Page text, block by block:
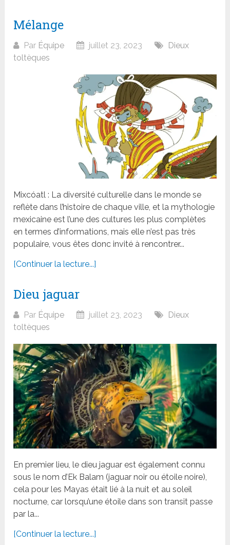
Mélange
Par Équipe juillet 23, 2023
Dieux
toltèques
Mixcóatl : La diversité culturelle dans le monde se
reflète dans l’histoire de chaque ville, et la mythologie
mexicaine est l’une des cultures les plus complètes
en termes d’informations, mais elle n’est pas très
populaire, vous êtes donc invité à rencontrer...
[Continuer la lecture...]
Dieu jaguar
Par Équipe juillet 23, 2023
Dieux
toltèques
En premier lieu, le dieu jaguar est également connu
sous le nom d’Ek Balam (jaguar noir ou étoile noire),
cela pour les Mayas était lié à la nuit et au soleil
nocturne, car lorsqu’une étoile dans son transit passe
par la...
[Continuer la lecture...]